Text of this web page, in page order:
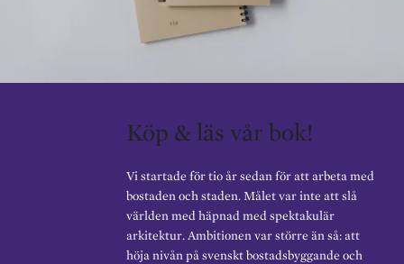
Köp & läs vår bok!
Vi startade för tio år sedan för att arbeta med
bostaden och staden. Målet var inte att slå
världen med häpnad med spektakulär
arkitektur. Ambitionen var större än så: att
höja nivån på svenskt bostadsbyggande och